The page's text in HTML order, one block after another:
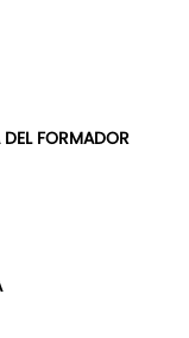
FORMADOR